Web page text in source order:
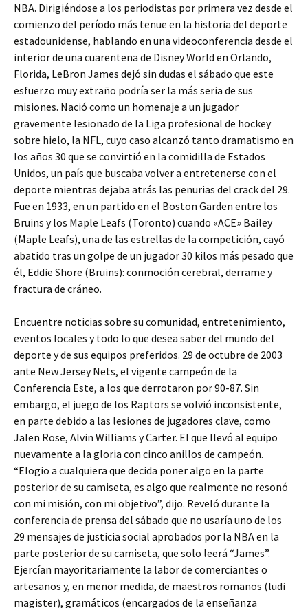
NBA. Dirigiéndose a los periodistas por primera vez desde el
comienzo del período más tenue en la historia del deporte
estadounidense, hablando en una videoconferencia desde el
interior de una cuarentena de Disney World en Orlando,
Florida, LeBron James dejó sin dudas el sábado que este
esfuerzo muy extraño podría ser la más seria de sus
misiones. Nació como un homenaje a un jugador
gravemente lesionado de la Liga profesional de hockey
sobre hielo, la NFL, cuyo caso alcanzó tanto dramatismo en
los años 30 que se convirtió en la comidilla de Estados
Unidos, un país que buscaba volver a entretenerse con el
deporte mientras dejaba atrás las penurias del crack del 29.
Fue en 1933, en un partido en el Boston Garden entre los
Bruins y los Maple Leafs (Toronto) cuando «ACE» Bailey
(Maple Leafs), una de las estrellas de la competición, cayó
abatido tras un golpe de un jugador 30 kilos más pesado que
él, Eddie Shore (Bruins): conmoción cerebral, derrame y
fractura de cráneo.
Encuentre noticias sobre su comunidad, entretenimiento,
eventos locales y todo lo que desea saber del mundo del
deporte y de sus equipos preferidos. 29 de octubre de 2003
ante New Jersey Nets, el vigente campeón de la
Conferencia Este, a los que derrotaron por 90-87. Sin
embargo, el juego de los Raptors se volvió inconsistente,
en parte debido a las lesiones de jugadores clave, como
Jalen Rose, Alvin Williams y Carter. El que llevó al equipo
nuevamente a la gloria con cinco anillos de campeón.
“Elogio a cualquiera que decida poner algo en la parte
posterior de su camiseta, es algo que realmente no resonó
con mi misión, con mi objetivo”, dijo. Reveló durante la
conferencia de prensa del sábado que no usaría uno de los
29 mensajes de justicia social aprobados por la NBA en la
parte posterior de su camiseta, que solo leerá “James”.
Ejercían mayoritariamente la labor de comerciantes o
artesanos y, en menor medida, de maestros romanos (ludi
magister), gramáticos (encargados de la enseñanza